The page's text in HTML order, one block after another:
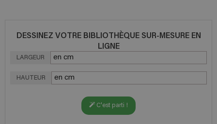
DESSINEZ VOTRE BIBLIOTHÈQUE SUR-MESURE EN
LIGNE
LARGEUR
HAUTEUR
C'est parti !